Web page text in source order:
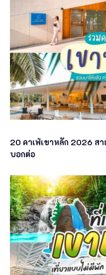
20 คาเฟ่เขาหลัก 2026 ส
บอกต่อ